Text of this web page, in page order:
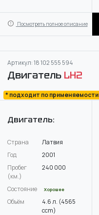
Посмотреть полное описание
Артикул: 18 102 555 594
Двигатель LH2
* подходит по применяемости
Двигатель:
Страна
Латвия
Год
2001
Пробег
(км.)
240 000
Состояние Хорошее
Объём
4.6 л. (4565
ccm)